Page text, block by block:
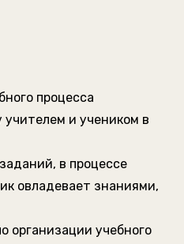
процесса
и учеником в
в процессе
овладевает знаниями,
организации учебного